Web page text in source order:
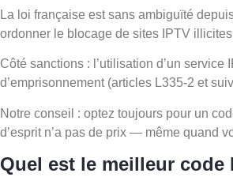
La loi française est sans ambiguïté
ordonner le blocage de sites IPTV
Côté sanctions : l’utilisation d’un
d’emprisonnement (articles L335-2 et
Notre conseil : optez toujours pour un
d’esprit n’a pas de prix — même quand
Quel est le meilleur code